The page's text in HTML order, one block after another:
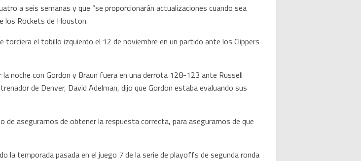
a seis semanas y que “se proporcionarán actualizaciones cuando sea
los Rockets de Houston.
el tobillo izquierdo el 12 de noviembre en un partido ante los Clippers
noche con Gordon y Braun fuera en una derrota 128-123 ante Russell
de Denver, David Adelman, dijo que Gordon estaba evaluando sus
asegurarnos de obtener la respuesta correcta, para asegurarnos de que
la temporada pasada en el juego 7 de la serie de playoffs de segunda ronda